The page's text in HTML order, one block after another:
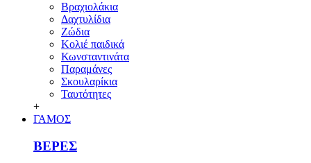
Βραχιολάκια
Δαχτυλίδια
Ζώδια
Κολιέ παιδικά
Κωνσταντινάτα
Παραμάνες
Σκουλαρίκια
Ταυτότητες
+
ΓΑΜΟΣ
ΒΕΡΕΣ